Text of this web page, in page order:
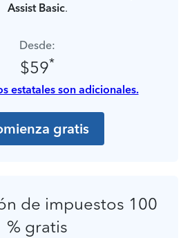
Assist Basic.
Desde:
$59*
estatales son adicionales.
gratis
de impuestos 100
% gratis